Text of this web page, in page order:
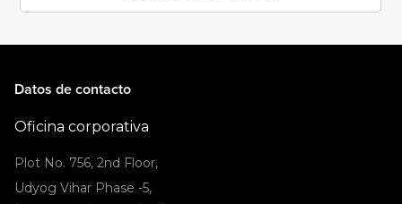
Datos de contacto
Oficina corporativa
Plot No. 756, 2nd Floor,
Udyog Vihar Phase -5,